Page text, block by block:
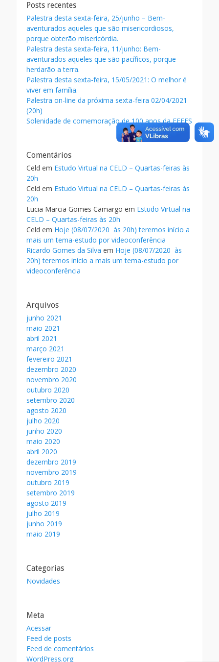
k
Posts recentes
Palestra desta sexta-feira, 25/junho – Bem-
aventurados aqueles que são misericordiosos,
porque obterão misericórdia.
Palestra desta sexta-feira, 11/junho: Bem-
aventurados aqueles que são pacíficos, porque
herdarão a terra.
Palestra desta sexta-feira, 15/05/2021: O melhor é
viver em família.
Palestra on-line da próxima sexta-feira 02/04/2021
(20h)
Solenidade de comemoração de 100 anos da FEEES
Comentários
Celd em Estudo Virtual na CELD – Quartas-feiras às
20h
Celd em Estudo Virtual na CELD – Quartas-feiras às
20h
Lucia Marcia Gomes Camargo em Estudo Virtual na
CELD – Quartas-feiras às 20h
Celd em Hoje (08/07/2020 às 20h) teremos início a
mais um tema-estudo por videoconferência
Ricardo Gomes da Silva em Hoje (08/07/2020 às
20h) teremos início a mais um tema-estudo por
videoconferência
Arquivos
junho 2021
maio 2021
abril 2021
março 2021
fevereiro 2021
dezembro 2020
novembro 2020
outubro 2020
setembro 2020
agosto 2020
julho 2020
junho 2020
maio 2020
abril 2020
dezembro 2019
novembro 2019
outubro 2019
setembro 2019
agosto 2019
julho 2019
junho 2019
maio 2019
Categorias
Novidades
Meta
Acessar
Feed de posts
Feed de comentários
WordPress.org